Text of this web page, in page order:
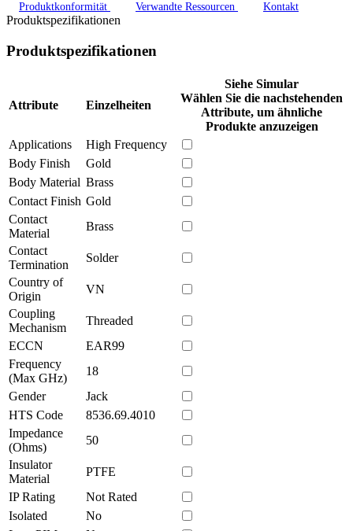
Produktkonformität
Verwandte Ressourcen Kontakt
Produktspezifikationen
Produktspezifikationen
Attribute Einzelheiten
Siehe Simular
Wählen Sie die nachstehenden
Attribute, um ähnliche
Produkte anzuzeigen
Applications
High Frequency
Body Finish
Gold
Body Material Brass
Contact Finish Gold
Contact
Material
Brass
Contact
Termination
Solder
Country of
Origin
VN
Coupling
Mechanism
Threaded
ECCN
EAR99
Frequency
(Max GHz)
18
Gender
Jack
HTS Code
8536.69.4010
Impedance
(Ohms)
50
Insulator
Material
PTFE
IP Rating
Not Rated
Isolated
No